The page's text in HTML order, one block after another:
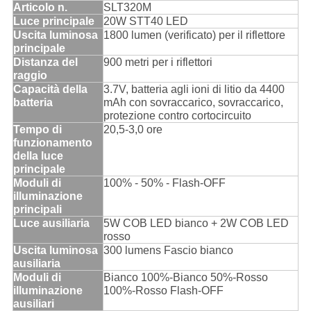
Articolo n.
SLT320M
Luce principale
20W STT40 LED
Uscita luminosa
principale
1800 lumen (verificato) per il riflettore
Distanza del
raggio
900 metri per i riflettori
Capacità della
batteria
3.7V, batteria agli ioni di litio da 4400
mAh con sovraccarico, sovraccarico,
protezione contro cortocircuito
Tempo di
funzionamento
della luce
principale
20,5-3,0 ore
Moduli di
illuminazione
principali
100% - 50% - Flash-OFF
Luce ausiliaria
5W COB LED bianco + 2W COB LED
rosso
Uscita luminosa
ausiliaria
300 lumens Fascio bianco
Moduli di
illuminazione
ausiliari
Bianco 100%-Bianco 50%-Rosso
100%-Rosso Flash-OFF